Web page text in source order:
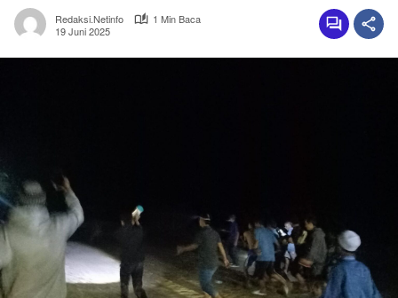
Redaksi.netinfo
1 Min Baca
19 Juni 2025